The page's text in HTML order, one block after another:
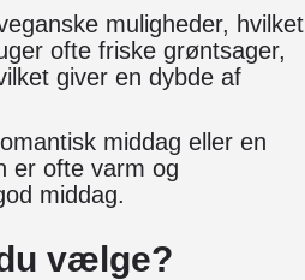
muligheder, hvilket
ofte friske grøntsager,
giver en dybde af
middag eller en
er ofte varm og
middag.
vælge?